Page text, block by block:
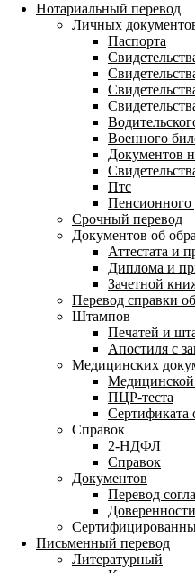
Нотариальный перевод
Личных
Паспорта
Военного
Документов
Птс
Пенсионного
Срочный перевод
Документов об
Аттестата и
Диплома и
Зачетной
Перевод справки
Штампов
Печатей и
Апостиля с
Медицинских
ПЦР-теста
Сертификата
Справок
2-НДФЛ
Справок
Документов
Перевод
Доверенности
Письменный перевод
Литературный